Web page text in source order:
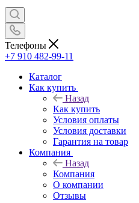
Телефоны
+7 910 482-99-11
Каталог
Как купить
Назад
Как купить
Условия оплаты
Условия доставки
Гарантия на товар
Компания
Назад
Компания
О компании
Отзывы